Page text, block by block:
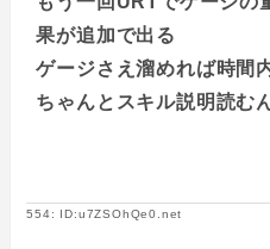
果が追加で出る
ゲージさえ溜めれば時間
ちゃんとスキル説明読む
554: ID:u7ZSOhQe0.net